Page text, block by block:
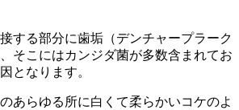
する部分に歯垢（デンチャープラーク
そこにはカンジダ菌が多数含まれてお
となります。
あらゆる所に白くて柔らかいコケのよ